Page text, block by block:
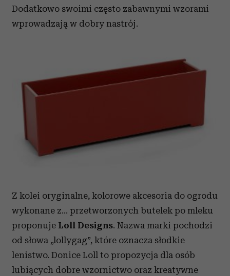
Dodatkowo swoimi często zabawnymi wzorami
wprowadzają w dobry nastrój.
Z kolei oryginalne, kolorowe akcesoria do ogrodu
wykonane z… przetworzonych butelek po mleku
proponuje Loll Designs. Nazwa marki pochodzi
od słowa „lollygag”, które oznacza słodkie
lenistwo. Donice Loll to propozycja dla osób
lubiących dobre wzornictwo oraz kreatywne